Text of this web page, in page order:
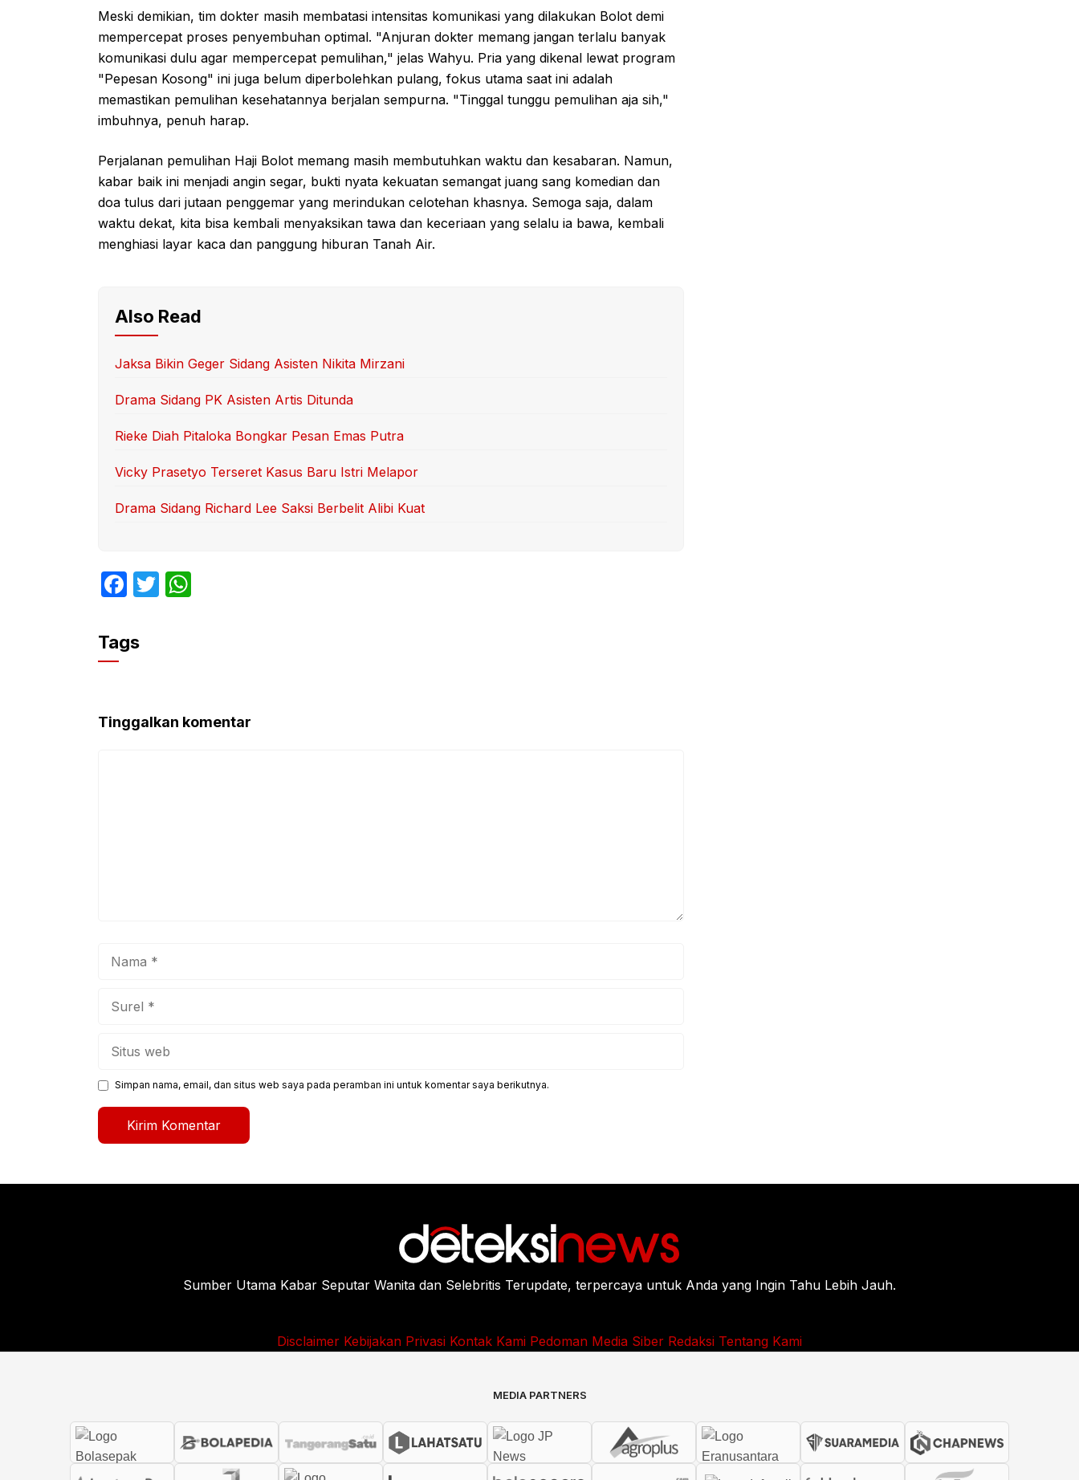
Meski demikian, tim dokter masih membatasi intensitas komunikasi yang dilakukan Bolot demi
mempercepat proses penyembuhan optimal. "Anjuran dokter memang jangan terlalu banyak
komunikasi dulu agar mempercepat pemulihan," jelas Wahyu. Pria yang dikenal lewat program
"Pepesan Kosong" ini juga belum diperbolehkan pulang, fokus utama saat ini adalah
memastikan pemulihan kesehatannya berjalan sempurna. "Tinggal tunggu pemulihan aja sih,"
imbuhnya, penuh harap.
Perjalanan pemulihan Haji Bolot memang masih membutuhkan waktu dan kesabaran. Namun,
kabar baik ini menjadi angin segar, bukti nyata kekuatan semangat juang sang komedian dan
doa tulus dari jutaan penggemar yang merindukan celotehan khasnya. Semoga saja, dalam
waktu dekat, kita bisa kembali menyaksikan tawa dan keceriaan yang selalu ia bawa, kembali
menghiasi layar kaca dan panggung hiburan Tanah Air.
Also Read
Jaksa Bikin Geger Sidang Asisten Nikita Mirzani
Drama Sidang PK Asisten Artis Ditunda
Rieke Diah Pitaloka Bongkar Pesan Emas Putra
Vicky Prasetyo Terseret Kasus Baru Istri Melapor
Drama Sidang Richard Lee Saksi Berbelit Alibi Kuat
F
c
e
o
o
T
p
Tags
Tinggalkan komentar
Simpan nama, email, dan situs web saya pada peramban ini untuk komentar saya berikutnya.
Sumber Utama Kabar Seputar Wanita dan Selebritis Terupdate, terpercaya untuk Anda yang Ingin Tahu Lebih Jauh.
Disclaimer Kebijakan Privasi Kontak Kami Pedoman Media Siber Redaksi Tentang Kami
MEDIA PARTNERS